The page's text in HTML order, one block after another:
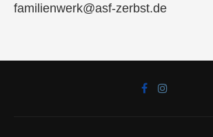
familienwerk@asf-zerbst.de